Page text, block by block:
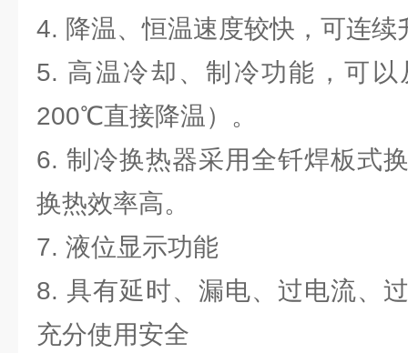
4. 降温、恒温速度较快，可连续
5. 高温冷却、制冷功能，可
200℃直接降温）。
6. 制冷换热器采用全钎焊板式
换热效率高。
7. 液位显示功能
8. 具有延时、漏电、过电流、
充分使用安全